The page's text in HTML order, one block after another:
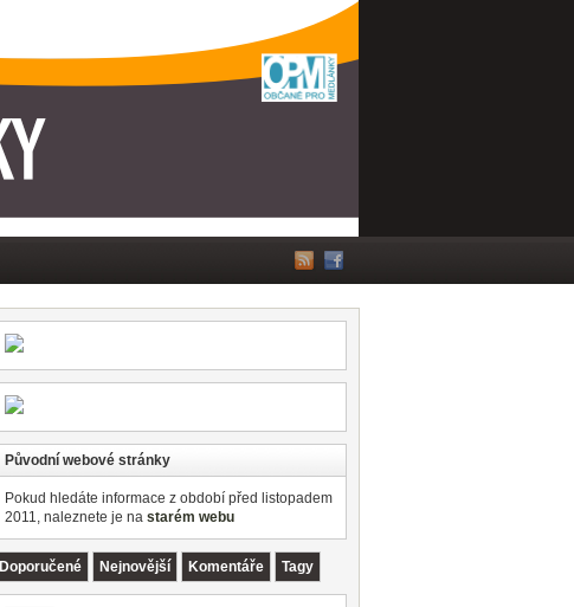
Původní webové stránky
Pokud hledáte informace z období před listopadem
2011, naleznete je na starém webu
Doporučené Nejnovější Komentáře Tagy